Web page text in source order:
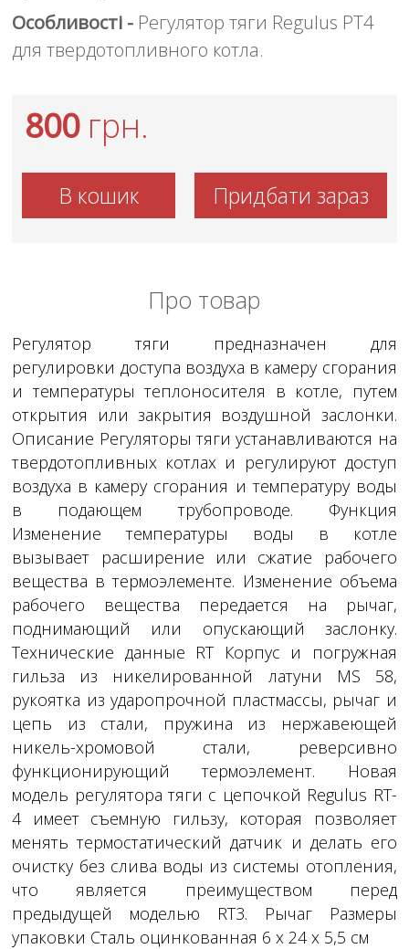
Особливості - Регулятор тяги Regulus РТ4
для твердотопливного котла.
800грн.
В кошик Придбати зараз
Про товар
Регулятор тяги предназначен для
регулировки доступа воздуха в камеру сгорания
и температуры теплоносителя в котле, путем
открытия или закрытия воздушной заслонки.
Описание Регуляторы тяги устанавливаются на
твердотопливных котлах и регулируют доступ
воздуха в камеру сгорания и температуру воды
в подающем трубопроводе. Функция
Изменение температуры воды в котле
вызывает расширение или сжатие рабочего
вещества в термоэлементе. Изменение объема
рабочего вещества передается на рычаг,
поднимающий или опускающий заслонку.
Технические данные RТ Корпус и погружная
гильза из никелированной латуни МS 58,
рукоятка из ударопрочной пластмассы, рычаг и
цепь из стали, пружина из нержавеющей
никель-хромовой стали, реверсивно
функционирующий термоэлемент. Новая
модель регулятора тяги с цепочкой Regulus RT-
4 имеет съемную гильзу, которая позволяет
менять термостатический датчик и делать его
очистку без слива воды из системы отопления,
что является преимуществом перед
предыдущей моделью RT3. Рычаг Размеры
упаковки Сталь оцинкованная 6 х 24 х 5,5 см